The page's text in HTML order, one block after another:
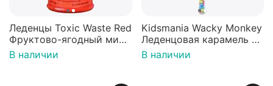
Леденцы Toxic Waste Red
Фруктово-ягодный микс
Красная банка 42 г,
Пакистан
В наличии
Kidsmania Wacky Monkey
Леденцовая карамель с
игрушкой Ваки Манки
12г, Китай
В наличии